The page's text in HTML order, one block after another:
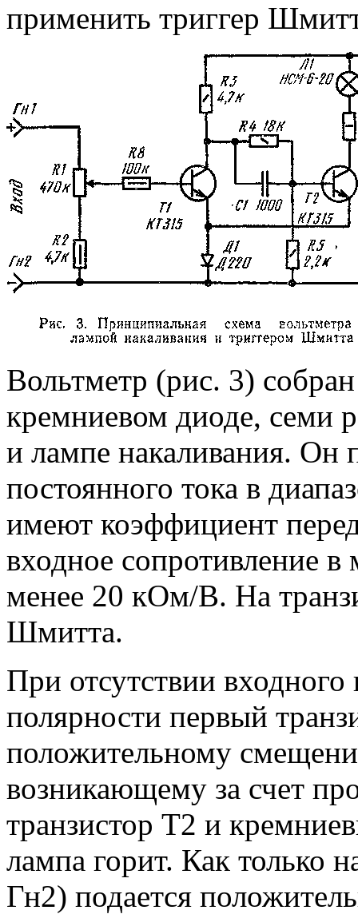
применить триггер
Вольтметр (рис. 3)
кремниевом диоде, семи
и лампе накаливания. Он
постоянного тока в
имеют коэффициент
входное сопротивление
менее 20 кОм/В. На
Шмитта.
При отсутствии
полярности первый
положительному
возникающему за счет
транзистор Т2 и
лампа горит. Как только
Гн2) подается